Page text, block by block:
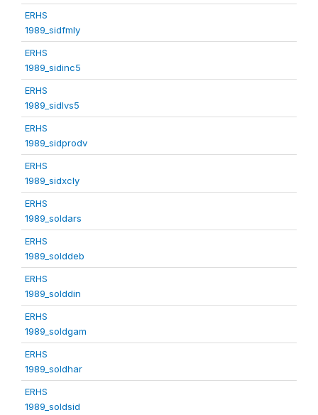
ERHS
1989_sidfmly
ERHS
1989_sidinc5
ERHS
1989_sidlvs5
ERHS
1989_sidprodv
ERHS
1989_sidxcly
ERHS
1989_soldars
ERHS
1989_solddeb
ERHS
1989_solddin
ERHS
1989_soldgam
ERHS
1989_soldhar
ERHS
1989_soldsid